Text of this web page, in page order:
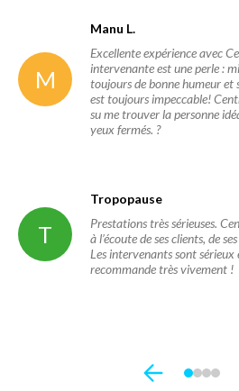
M
Manu L.
Excellente expérience avec
intervenante est une perle :
toujours de bonne humeur
est toujours impeccable!
su me trouver la personne
yeux fermés. ?​​​​​​​​​​​​​​​​
T
Tropopause
Prestations très sérieuses.
à l’écoute de ses clients, de
Les intervenants sont sérieux
recommande très vivement !